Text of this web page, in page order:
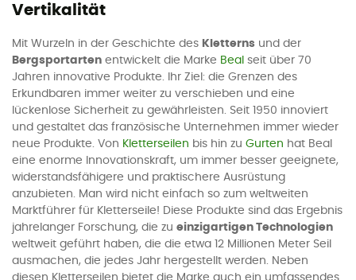
Vertikalität
Mit Wurzeln in der Geschichte des Kletterns und der
Bergsportarten entwickelt die Marke Beal seit über 70
Jahren innovative Produkte. Ihr Ziel: die Grenzen des
Erkundbaren immer weiter zu verschieben und eine
lückenlose Sicherheit zu gewährleisten. Seit 1950 innoviert
und gestaltet das französische Unternehmen immer wieder
neue Produkte. Von Kletterseilen bis hin zu Gurten hat Beal
eine enorme Innovationskraft, um immer besser geeignete,
widerstandsfähigere und praktischere Ausrüstung
anzubieten. Man wird nicht einfach so zum weltweiten
Marktführer für Kletterseile! Diese Produkte sind das Ergebnis
jahrelanger Forschung, die zu einzigartigen Technologien
weltweit geführt haben, die die etwa 12 Millionen Meter Seil
ausmachen, die jedes Jahr hergestellt werden. Neben
diesen Kletterseilen bietet die Marke auch ein umfassendes